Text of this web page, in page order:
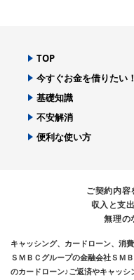
TOP
今すぐお金を借りたい！
基礎知識
不安解消
便利な使い方
ご契約内容
収入と支
無理の
キャッシング、カードローン、消
ＳＭＢＣグループの金融会社ＳＭ
のカードローン♪ご返済やキャッ